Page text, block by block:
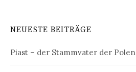
NEUESTE BEITRÄGE
Piast – der Stammvater der Polen